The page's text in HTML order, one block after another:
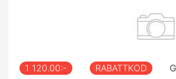
1 120.00:- RABATTKOD